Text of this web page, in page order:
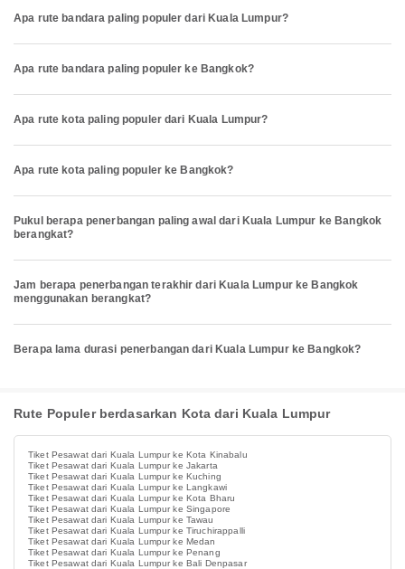
Apa rute bandara paling populer dari Kuala Lumpur?
Apa rute bandara paling populer ke Bangkok?
Apa rute kota paling populer dari Kuala Lumpur?
Apa rute kota paling populer ke Bangkok?
Pukul berapa penerbangan paling awal dari Kuala Lumpur ke Bangkok
berangkat?
Jam berapa penerbangan terakhir dari Kuala Lumpur ke Bangkok
menggunakan berangkat?
Berapa lama durasi penerbangan dari Kuala Lumpur ke Bangkok?
Rute Populer berdasarkan Kota dari Kuala Lumpur
Tiket Pesawat dari Kuala Lumpur ke Kota Kinabalu
Tiket Pesawat dari Kuala Lumpur ke Jakarta
Tiket Pesawat dari Kuala Lumpur ke Kuching
Tiket Pesawat dari Kuala Lumpur ke Langkawi
Tiket Pesawat dari Kuala Lumpur ke Kota Bharu
Tiket Pesawat dari Kuala Lumpur ke Singapore
Tiket Pesawat dari Kuala Lumpur ke Tawau
Tiket Pesawat dari Kuala Lumpur ke Tiruchirappalli
Tiket Pesawat dari Kuala Lumpur ke Medan
Tiket Pesawat dari Kuala Lumpur ke Penang
Tiket Pesawat dari Kuala Lumpur ke Bali Denpasar